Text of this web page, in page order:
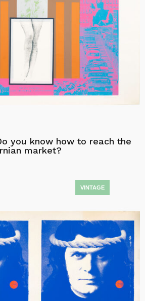
you know how to reach the
market?